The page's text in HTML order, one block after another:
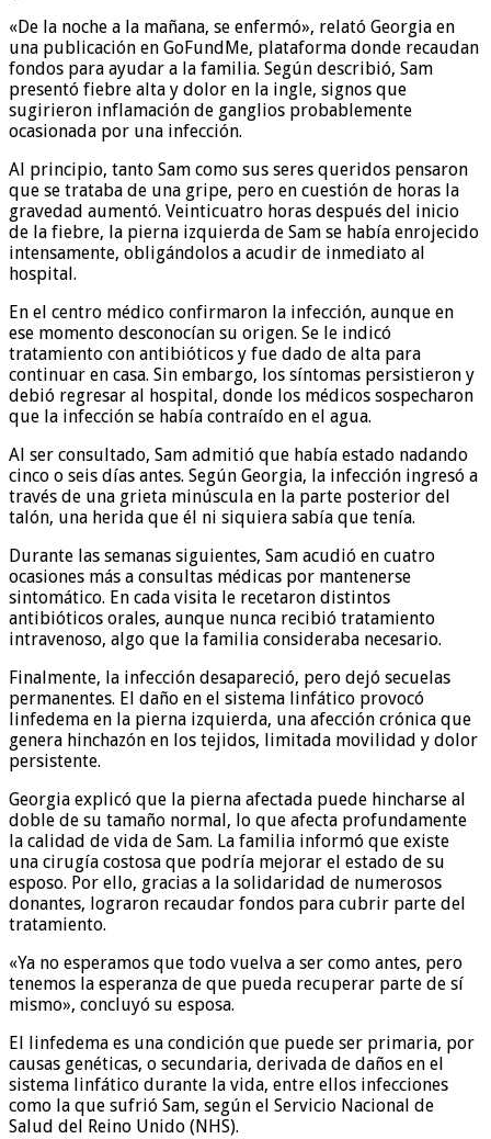
«De la noche a la mañana, se enfermó», relató Georgia en
una publicación en GoFundMe, plataforma donde recaudan
fondos para ayudar a la familia. Según describió, Sam
presentó fiebre alta y dolor en la ingle, signos que
sugirieron inflamación de ganglios probablemente
ocasionada por una infección.
Al principio, tanto Sam como sus seres queridos pensaron
que se trataba de una gripe, pero en cuestión de horas la
gravedad aumentó. Veinticuatro horas después del inicio
de la fiebre, la pierna izquierda de Sam se había enrojecido
intensamente, obligándolos a acudir de inmediato al
hospital.
En el centro médico confirmaron la infección, aunque en
ese momento desconocían su origen. Se le indicó
tratamiento con antibióticos y fue dado de alta para
continuar en casa. Sin embargo, los síntomas persistieron y
debió regresar al hospital, donde los médicos sospecharon
que la infección se había contraído en el agua.
Al ser consultado, Sam admitió que había estado nadando
cinco o seis días antes. Según Georgia, la infección ingresó a
través de una grieta minúscula en la parte posterior del
talón, una herida que él ni siquiera sabía que tenía.
Durante las semanas siguientes, Sam acudió en cuatro
ocasiones más a consultas médicas por mantenerse
sintomático. En cada visita le recetaron distintos
antibióticos orales, aunque nunca recibió tratamiento
intravenoso, algo que la familia consideraba necesario.
Finalmente, la infección desapareció, pero dejó secuelas
permanentes. El daño en el sistema linfático provocó
linfedema en la pierna izquierda, una afección crónica que
genera hinchazón en los tejidos, limitada movilidad y dolor
persistente.
Georgia explicó que la pierna afectada puede hincharse al
doble de su tamaño normal, lo que afecta profundamente
la calidad de vida de Sam. La familia informó que existe
una cirugía costosa que podría mejorar el estado de su
esposo. Por ello, gracias a la solidaridad de numerosos
donantes, lograron recaudar fondos para cubrir parte del
tratamiento.
«Ya no esperamos que todo vuelva a ser como antes, pero
tenemos la esperanza de que pueda recuperar parte de sí
mismo», concluyó su esposa.
El linfedema es una condición que puede ser primaria, por
causas genéticas, o secundaria, derivada de daños en el
sistema linfático durante la vida, entre ellos infecciones
como la que sufrió Sam, según el Servicio Nacional de
Salud del Reino Unido (NHS).